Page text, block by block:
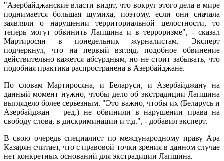
"Азербайджанские власти видят, что вокруг этого дела в мире
поднимается большая шумиха, поэтому, если они сначала
заявляли о нарушении территориальной целостности, то
теперь могут обвинить Лапшина и в терроризме", - сказал
Мартиросян в понедельник журналистам. Эксперт
подчеркнул, что на первый взгляд, подобное обвинение
действительно кажется абсурдным, но не стоит забывать, что
подобная практика распространена в Азербайджане.
По словам Мартиросяна, и Беларуси, и Азербайджану на
данный момент нужно, чтобы дело об экстрадиции Лапшина
выглядело более серьезным. "Это важно, чтобы их (Беларусь и
Азербайджан – ред.) не обвинили в нарушении права на
свободу слова, в дискриминации и т.д.", - добавил эксперт.
В свою очередь специалист по международному праву Ара
Казарян считает, что с правовой точки зрения в данном случае
нет конкретных оснований для экстрадиции Лапшина.